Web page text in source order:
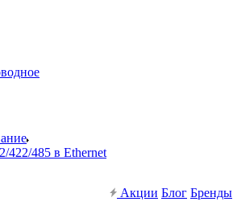
422/485 в Ethernet
Акции Блог Бренды